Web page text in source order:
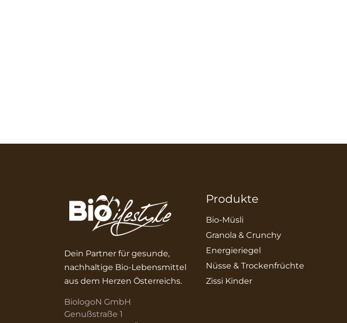
Dein Partner für gesunde,
nachhaltige Bio-Lebensmittel
aus dem Herzen Österreichs.
BiologoN GmbH
Genußstraße 1
Produkte
Bio-Müsli
Granola & Crunchy
Energieriegel
Nüsse & Trockenfrüchte
Zissi Kinder